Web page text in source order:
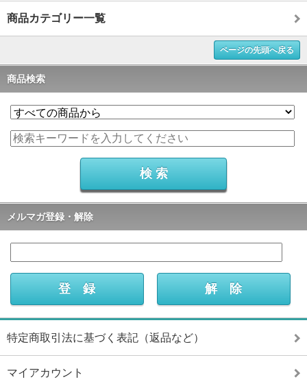
商品カテゴリー一覧
ページの先頭へ戻る
商品検索
メルマガ登録・解除
特定商取引法に基づく表記（返品など）
マイアカウント